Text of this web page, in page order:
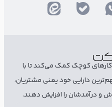
اگه با کُدت از فروشگاه ما خرید کنه، ۴۰۰ هزار تومان
میاد تو کیف پولت و دوستت هم ۶۰۰ هزار تومن
کوچک کمک می‌کند تا با
دارایی خود یعنی مشتریان،
و درآمدشان را افزایش دهند.